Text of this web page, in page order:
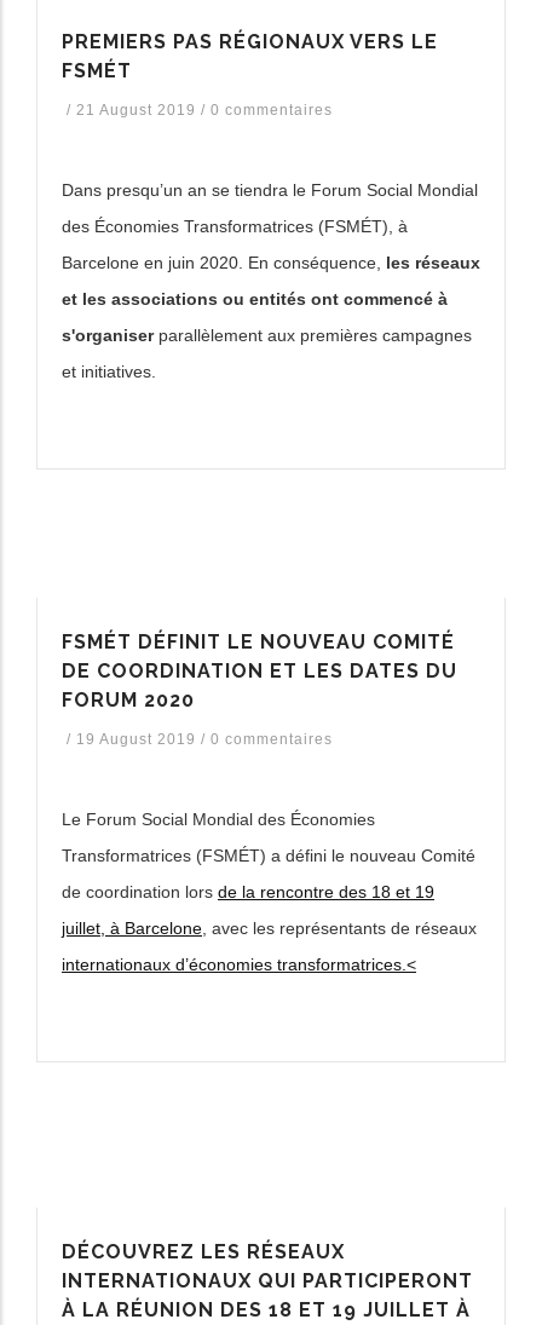
PREMIERS PAS RÉGIONAUX VERS LE
FSMÉT
/ 21 August 2019 / 0 commentaires
Dans presqu’un an se tiendra le Forum Social Mondial
des Économies Transformatrices (FSMÉT), à
Barcelone en juin 2020. En conséquence, les réseaux
et les associations ou entités ont commencé à
s'organiserparallèlement aux premières campagnes
et initiatives.
FSMÉT DÉFINIT LE NOUVEAU COMITÉ
DE COORDINATION ET LES DATES DU
FORUM 2020
/ 19 August 2019 / 0 commentaires
Le Forum Social Mondial des Économies
Transformatrices (FSMÉT) a défini le nouveau Comité
de coordination lors de la rencontre des 18 et 19
juillet, à Barcelone avec les représentants de réseaux
internationaux d’économies transformatrices .<
DÉCOUVREZ LES RÉSEAUX
INTERNATIONAUX QUI PARTICIPERONT
À LA RÉUNION DES 18 ET 19 JUILLET À